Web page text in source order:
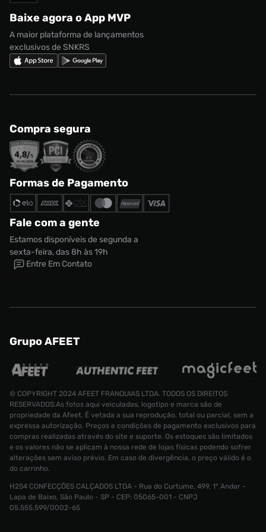
CONTINUAR COMPRANDO
Tênis Nike Air Max Plus Masculino
Tamanho:38 R$ 909,99
ADICIONAR AO CARRINHO
Nike Shox
Regulamento CRM/ CASHBACK
Regulamento Cupom
Baixe agora o App MVP
A maior plataforma de lançamentos
exclusivos de SNKRS
Compra segura
Formas de Pagamento
Fale com a gente
Estamos disponíveis de segunda a
sexta-feira, das 8h às 19h
Entre Em Contato
Grupo AFEET
© COPYRIGHT 2024 AFEET FRANQUIAS LTDA. TODOS OS DIREITOS
RESERVADOS.As fotos aqui veiculadas, logotipo e marca são de
propriedade da Afeet. É vetada a sua reprodução, total ou parcial, sem a
expressa autorização. Preços e condições de pagamento exclusivos para
compras realizadas através do site e suporte. Os estoques são limitados
e os valores não se aplicam à nossa rede de lojas físicas podendo sofrer
alterações sem aviso prévio. Em caso de divergência, o preço válido é o
do carrinho.
H2S4 CONFECÇÕES CALÇADOS LTDA - Rua do Curtume, 499, 1° Andar -
Lapa de Baixo, São Paulo - SP - CEP: 05065-001 - CNPJ
05.555.599/0002-65